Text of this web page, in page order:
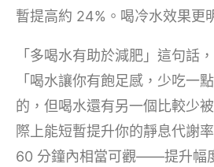
暫提高約 24%。喝冷水效果更
「多喝水有助於減肥」這句話
「喝水讓你有飽足感，少吃一
的，但喝水還有另一個比較少
際上能短暫提升你的靜息代謝
60 分鐘內相當可觀——提升幅